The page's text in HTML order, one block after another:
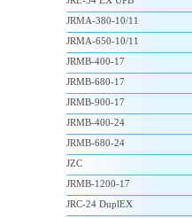
JRMA-380-10/11
JRMA-650-10/11
JRMB-400-17
JRMB-680-17
JRMB-900-17
JRMB-400-24
JRMB-680-24
JZC
JRMB-1200-17
JRC-24 DuplEX